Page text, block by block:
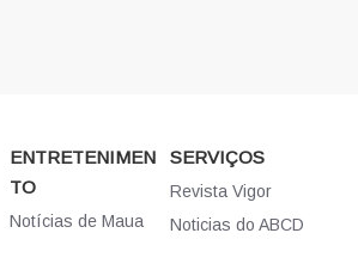
ENTRETENIMEN
TO
Notícias de Maua
SERVIÇOS
Revista Vigor
Noticias do ABCD